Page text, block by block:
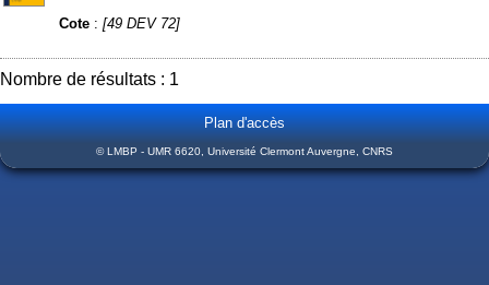
Cote :[49 DEV 72]
Nombre de résultats : 1
Plan d'accès
© LMBP - UMR 6620, Université Clermont Auvergne, CNRS